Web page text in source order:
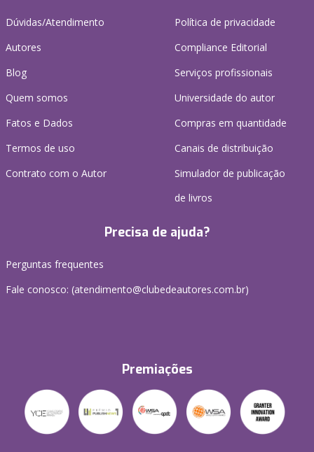
Dúvidas/Atendimento
Autores
Blog
Quem somos
Fatos e Dados
Termos de uso
Contrato com o Autor
Política de privacidade
Compliance Editorial
Serviços profissionais
Universidade do autor
Compras em quantidade
Canais de distribuição
Simulador de publicação
de livros
Precisa de ajuda?
Perguntas frequentes
Fale conosco: (atendimento@clubedeautores.com.br)
Premiações